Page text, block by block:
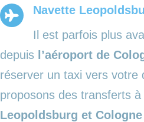
Navette
Il est parfois plus
depuis l’aéroport de
réserver un taxi vers votre
proposons des transferts
Leopoldsburg et